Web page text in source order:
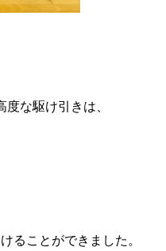
な駆け引きは、
ることができました。